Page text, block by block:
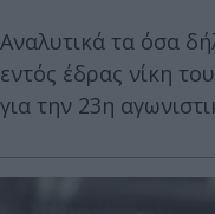
Αναλυτικά τα όσα
εντός έδρας νίκη
για την 23η